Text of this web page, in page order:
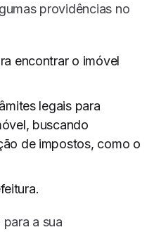
providências no
encontrar o imóvel
legais para
buscando
de impostos, como o
a sua